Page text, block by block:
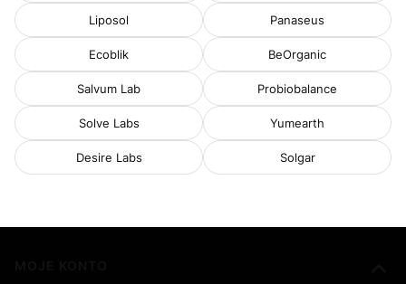
Liposol Panaseus
Ecoblik BeOrganic
Salvum Lab Probiobalance
Solve Labs Yumearth
Desire Labs Solgar